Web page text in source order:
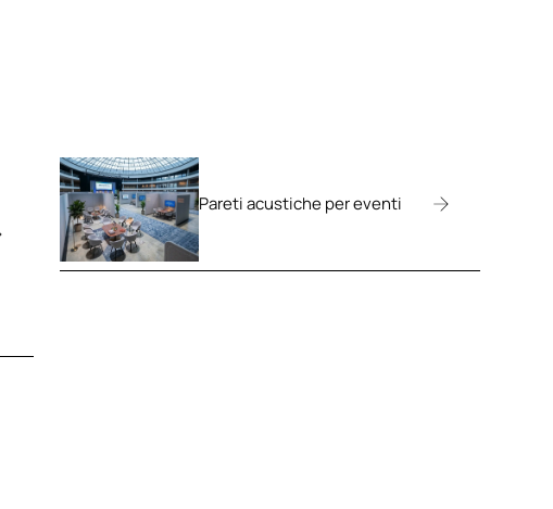
Pareti acustiche per eventi